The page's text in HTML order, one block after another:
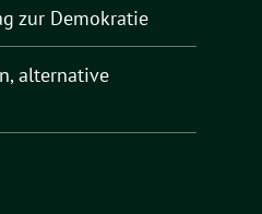
zur Demokratie
alternative